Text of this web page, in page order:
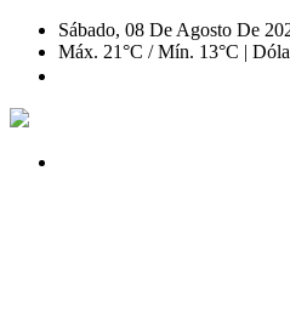
Sábado, 08 De Agosto De
Máx. 21°C / Mín. 13°C |